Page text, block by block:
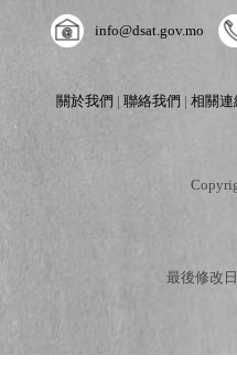
info@dsat.gov.mo
關於我們 |聯絡我們 |相關連
最後修改